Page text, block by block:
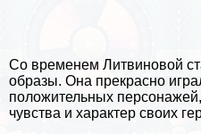
Со временем Литвиновой
образы. Она прекрасно
положительных
чувства и хаpaктер своих